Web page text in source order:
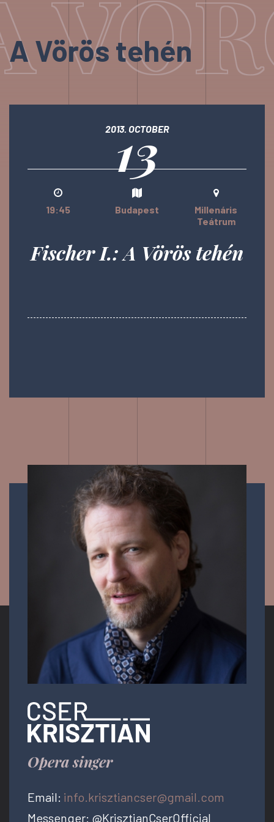
A Vörös tehén
2013. OCTOBER
13
19:45 Budapest
Millenáris
Teátrum
Fischer I.: A Vörös tehén
Opera singer
Email: info.krisztiancser@gmail.com
Messenger: @KrisztianCserOfficial